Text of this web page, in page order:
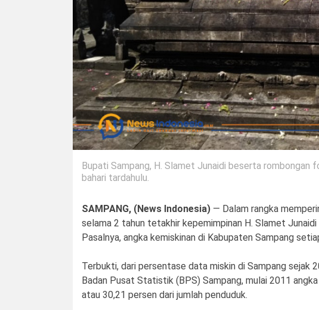
Bupati Sampang, H. Slamet Junaidi beserta
bahari tardahulu.
SAMPANG, (News Indonesia) — Dalam rangka
selama 2 tahun tetakhir kepemimpinan H. Slamet
Pasalnya, angka kemiskinan di Kabupaten Sampang
Terbukti, dari persentase data miskin di Sampang sejak
Badan Pusat Statistik (BPS) Sampang, mulai 2011
atau 30,21 persen dari jumlah penduduk.